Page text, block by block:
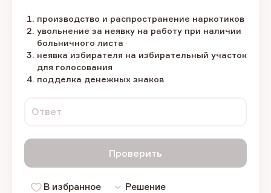
производство и распространение наркотиков
увольнение за неявку на работу при наличии
больничного листа
неявка избирателя на избирательный участок
для голосования
подделка денежных знаков
Ответ
Проверить
В избранное Решение